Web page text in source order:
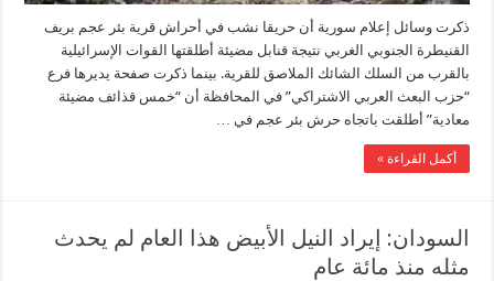
ذكرت وسائل إعلام سورية أن حريقا نشب في أحراش قرية بئر عجم بريف
القنيطرة الجنوبي الغربي نتيجة قنابل مضيئة أطلقتها القوات الإسرائيلية
بالقرب من السلك الشائك الملاصق للقرية. بينما ذكرت صفحة يديرها فرع
“حزب البعث العربي الاشتراكي” في المحافظة أن “خمس قذائف مضيئة
معادية” أطلقت باتجاه حرش بئر عجم في …
أكمل القراءة »
السودان: إيراد النيل الأبيض هذا العام لم يحدث
مثله منذ مائة عام